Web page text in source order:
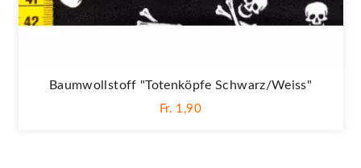
Baumwollstoff "Totenköpfe Schwarz/weiss"
Fr. 1,90